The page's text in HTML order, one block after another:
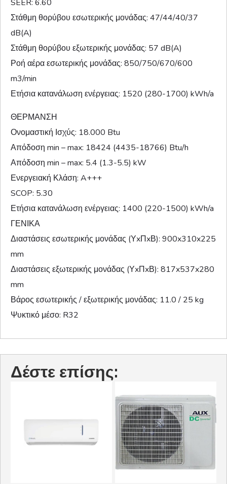
SEER: 6.60
Στάθμη θορύβου εσωτερικής μονάδας: 47/44/40/37
dB(A)
Στάθμη θορύβου εξωτερικής μονάδας: 57 dB(A)
Ροή αέρα εσωτερικής μονάδας: 850/750/670/600
m3/min
Ετήσια κατανάλωση ενέργειας: 1520 (280-1700) kWh/a
ΘΕΡΜΑΝΣΗ
Ονομαστική Ισχύς: 18.000 Btu
Απόδοση min – max: 18424 (4435-18766) Btu/h
Απόδοση min – max: 5.4 (1.3-5.5) kW
Ενεργειακή Κλάση: A+++
SCOP: 5.30
Ετήσια κατανάλωση ενέργειας: 1400 (220-1500) kWh/a
ΓΕΝΙΚΑ
Διαστάσεις εσωτερικής μονάδας (ΥxΠxΒ): 900x310x225
mm
Διαστάσεις εξωτερικής μονάδας (ΥxΠxΒ): 817x537x280
mm
Βάρος εσωτερικής / εξωτερικής μονάδας: 11.0 / 25 kg
Ψυκτικό μέσο: R32
Δέστε επίσης: